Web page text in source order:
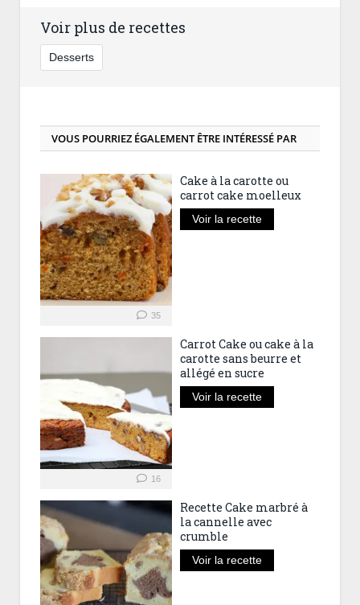
Voir plus de recettes
Desserts
VOUS POURRIEZ ÉGALEMENT ÊTRE INTÉRESSÉ PAR
35
Cake à la carotte ou
carrot cake moelleux
Voir la recette
16
Carrot Cake ou cake à la
carotte sans beurre et
allégé en sucre
Voir la recette
Recette Cake marbré à
la cannelle avec
crumble
Voir la recette